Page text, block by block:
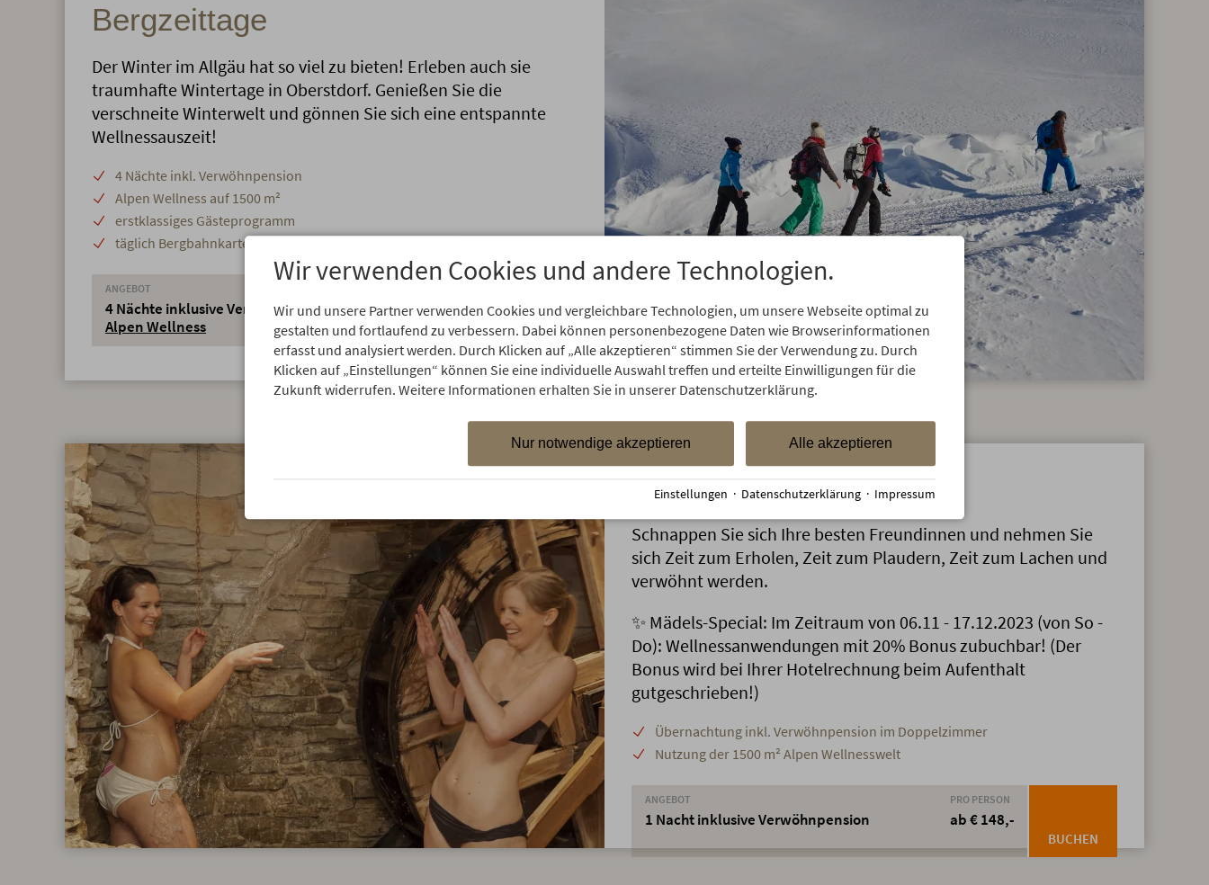
Bergzeittage
Der Winter im Allgäu hat so viel zu bieten! Erleben auch sie
traumhafte Wintertage in Oberstdorf. Genießen Sie die
verschneite Winterwelt und gönnen Sie sich eine entspannte
Wellnessauszeit!
4 Nächte inkl. Verwöhnpension
Alpen Wellness auf 1500 m²
erstklassiges Gästeprogramm
täglich Bergbahnkarten für Fußgänger
ANGEBOT
4 Nächte inklusive Verwöhnpension und
Alpen Wellness
ab € 724,-
BUCHEN
Mädels Wellness-Tage
Schnappen Sie sich Ihre besten Freundinnen und nehmen Sie
sich Zeit zum Erholen, Zeit zum Plaudern, Zeit zum Lachen und
verwöhnt werden.
✨ Mädels-Special: Im Zeitraum von 06.11 - 17.12.2023 (von So -
Do): Wellnessanwendungen mit 20% Bonus zubuchbar! (Der
Bonus wird bei Ihrer Hotelrechnung beim Aufenthalt
gutgeschrieben!)
Übernachtung inkl. Verwöhnpension im Doppelzimmer
Nutzung der 1500 m² Alpen Wellnesswelt
ANGEBOT
1 Nacht inklusive Verwöhnpension
PRO PERSON
ab € 148,-
BUCHEN
Wir verwenden Cookies und andere Technologien.
Wir und unsere Partner verwenden Cookies und vergleichbare Technologien, um unsere Webseite optimal zu
gestalten und fortlaufend zu verbessern. Dabei können personenbezogene Daten wie Browserinformationen
erfasst und analysiert werden. Durch Klicken auf „Alle akzeptieren“ stimmen Sie der Verwendung zu. Durch
Klicken auf „Einstellungen“ können Sie eine individuelle Auswahl treffen und erteilte Einwilligungen für die
Zukunft widerrufen. Weitere Informationen erhalten Sie in unserer Datenschutzerklärung.
Alle akzeptieren
Nur notwendige akzeptieren
Einstellungen · Datenschutzerklärung · Impressum